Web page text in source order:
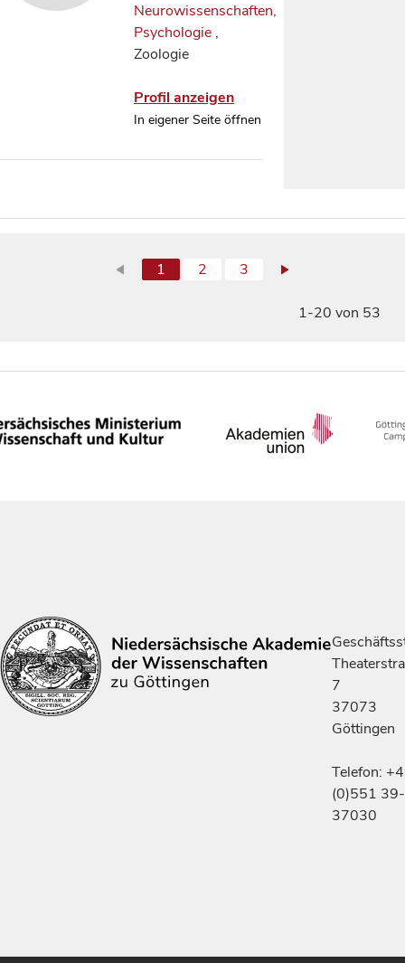
Neurowissenschaften,
Psychologie ,
Zoologie
Profil anzeigen
In eigener Seite öffnen
1 2 3
1-20 von 53
7
37073
Göttingen
Telefon:
(0)551 39-
37030